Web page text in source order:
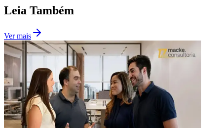
Leia Também
Ver mais